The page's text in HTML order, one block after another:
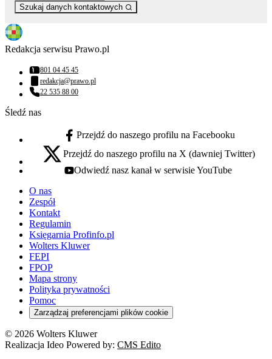
Szukaj danych kontaktowych
Redakcja serwisu Prawo.pl
Numer telefonu:
801 04 45 45
Adres email:
redakcja@prawo.pl
Numer telefonu:
22 535 88 00
Śledź nas
facebook - otwiera się w nowej karcie
Przejdź do naszego profilu na Facebooku
x - otwiera się w nowej karcie
Przejdź do naszego profilu na X (dawniej Twitter)
youtube - otwiera się w nowej karcie
Odwiedź nasz kanał w serwisie YouTube
O nas
Zespół
Kontakt
Regulamin
Księgarnia Profinfo.pl
Wolters Kluwer
FEPI
FPOP
Mapa strony
Polityka prywatności
Pomoc
Zarządzaj preferencjami plików cookie
© 2026 Wolters Kluwer
Realizacja Ideo Powered by: CMS Edito